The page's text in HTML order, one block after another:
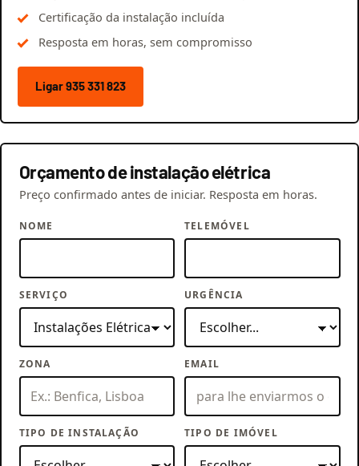
Certificação da instalação incluída
Resposta em horas, sem compromisso
Ligar 935 331 823
Orçamento de instalação elétrica
Preço confirmado antes de iniciar. Resposta em horas.
NOME TELEMÓVEL
SERVIÇO URGÊNCIA
ZONA EMAIL
TIPO DE INSTALAÇÃO TIPO DE IMÓVEL